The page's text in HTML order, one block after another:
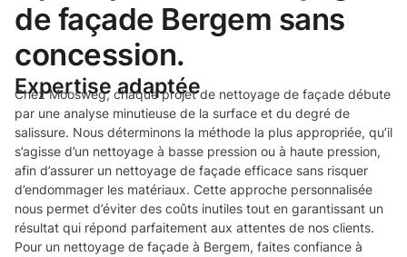
de façade Bergem sans
concession.
Expertise adaptée
Chez Moosweg, chaque projet de nettoyage de façade débute
par une analyse minutieuse de la surface et du degré de
salissure. Nous déterminons la méthode la plus appropriée, qu’il
s’agisse d’un nettoyage à basse pression ou à haute pression,
afin d’assurer un nettoyage de façade efficace sans risquer
d’endommager les matériaux. Cette approche personnalisée
nous permet d’éviter des coûts inutiles tout en garantissant un
résultat qui répond parfaitement aux attentes de nos clients.
Pour un nettoyage de façade à Bergem, faites confiance à